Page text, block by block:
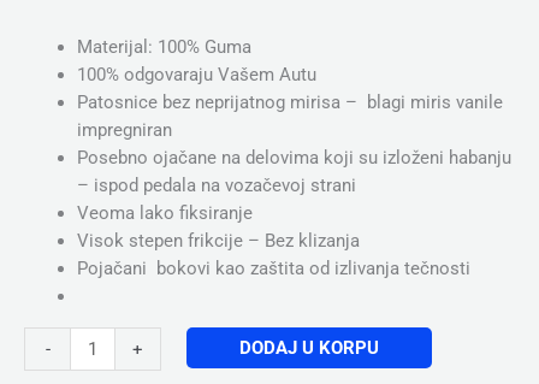
Materijal: 100% Guma
100% odgovaraju Vašem Autu
Patosnice bez neprijatnog mirisa – blagi miris vanile
impregniran
Posebno ojačane na delovima koji su izloženi habanju
– ispod pedala na vozačevoj strani
Veoma lako fiksiranje
Visok stepen frikcije – Bez klizanja
Pojačani bokovi kao zaštita od izlivanja tečnosti
- + DODAJ U KORPU